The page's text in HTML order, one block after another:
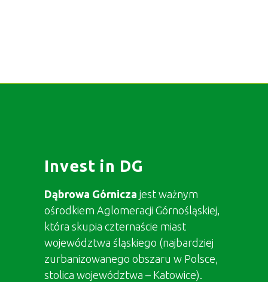
Invest in DG
Dąbrowa Górnicza jest ważnym
ośrodkiem Aglomeracji Górnośląskiej,
która skupia czternaście miast
województwa śląskiego (najbardziej
zurbanizowanego obszaru w Polsce,
stolica województwa – Katowice).